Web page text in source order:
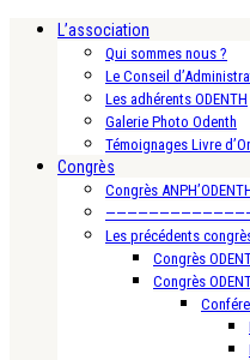
L’association
Qui sommes nous ?
Le Conseil
Les adhérents ODENTH
Galerie Photo Odenth
Témoignages Livre d’Or
Congrès
Congrès
Les précédents
Congrès
Congrès